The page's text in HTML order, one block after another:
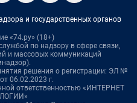
и государственных органов
«74.ру» (18+)
по надзору в сфере связи,
и массовых коммуникаций
решения о регистрации: ЭЛ №
06.02.2023 г.
ответственностью «ИНТЕРНЕТ